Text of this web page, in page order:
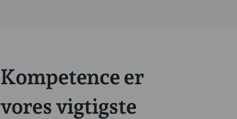
Kompetence er
vores vigtigste